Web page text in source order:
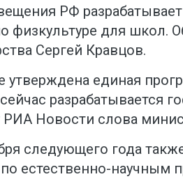
РФ
физкультуре для школ.
Сергей Кравцов.
утверждена единая
сейчас разрабатывается
РИА Новости слова
следующего года
естественно-научным